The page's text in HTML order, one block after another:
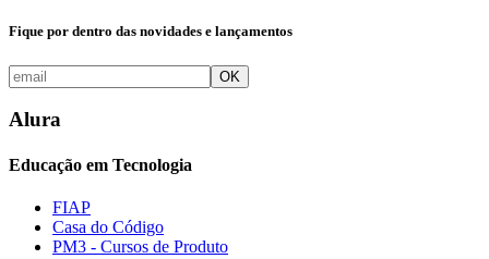
Fique por dentro das novidades e lançamentos
OK
Alura
Educação em Tecnologia
FIAP
Casa do Código
PM3 - Cursos de Produto